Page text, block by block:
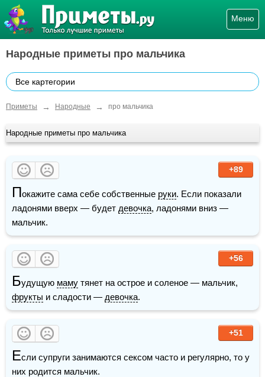
Меню
Народные приметы про мальчика
Все картегории
Приметы → Народные → про мальчика
Народные приметы про мальчика
+89
Покажите сама себе собственные руки. Если показали
ладонями вверх — будет девочка, ладонями вниз —
мальчик.
+56
Будущую маму
фрукты и сладости — девочка.
+51
Если супруги занимаются сексом часто и регулярно, то у
них родится мальчик.